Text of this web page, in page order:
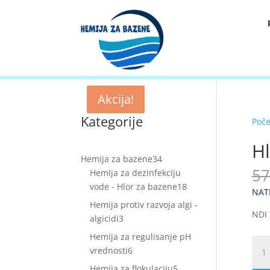
Akcija!
Akcija!
Akcija!
Akcija!
Kategorije
Hemija za bazene3434
proizvoda
Hemija za dezinfekciju
vode - Hlor za bazene1818
proizvoda
Hemija protiv razvoja algi -
algicidi3
proizvoda
Hemija za regulisanje pH
vrednosti66
proizvoda